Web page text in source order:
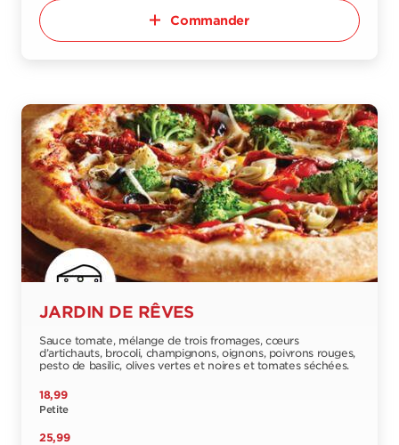
Commander
JARDIN DE RÊVES
Sauce tomate, mélange de trois fromages, cœurs
d’artichauts, brocoli, champignons, oignons, poivrons rouges,
pesto de basilic, olives vertes et noires et tomates séchées.
18,99
Petite
25,99